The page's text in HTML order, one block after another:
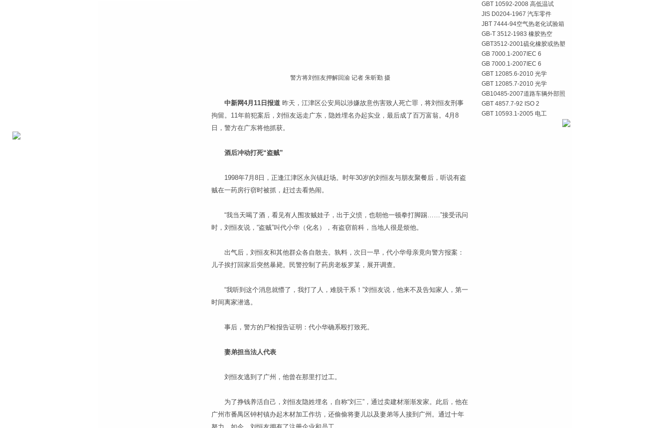
警方将刘恒友押解回渝 记者 朱昕勤 摄
中新网4月11日报道昨天，江津区公安局以涉嫌故意伤害致人死亡罪，将刘恒友刑事
拘留。11年前犯案后，刘恒友远走广东，隐姓埋名办起实业，最后成了百万富翁。4月8
日，警方在广东将他抓获。
酒后冲动打死“盗贼”
1998年7月8日，正逢江津区永兴镇赶场。时年30岁的刘恒友与朋友聚餐后，听说有盗
贼在一药房行窃时被抓，赶过去看热闹。
“我当天喝了酒，看见有人围攻贼娃子，出于义愤，也朝他一顿拳打脚踢……”接受讯问
时，刘恒友说，“盗贼”叫代小华（化名），有盗窃前科，当地人很是烦他。
出气后，刘恒友和其他群众各自散去。孰料，次日一早，代小华母亲竟向警方报案：
儿子挨打回家后突然暴毙。民警控制了药房老板罗某，展开调查。
“我听到这个消息就懵了，我打了人，难脱干系！”刘恒友说，他来不及告知家人，第一
时间离家潜逃。
事后，警方的尸检报告证明：代小华确系殴打致死。
妻弟担当法人代表
刘恒友逃到了广州，他曾在那里打过工。
为了挣钱养活自己，刘恒友隐姓埋名，自称“刘三”，通过卖建材渐渐发家。此后，他在
广州市番禺区钟村镇办起木材加工作坊，还偷偷将妻儿以及妻弟等人接到广州。通过十年
GBT 10592-2008 高低温试
JIS D0204-1967 汽车零件
JBT 7444-94空气热老化试验箱
GB-T 3512-1983 橡胶热空
GBT3512-2001硫化橡胶或热塑
GB 7000.1-2007IEC 6
GB 7000.1-2007IEC 6
GBT 12085.6-2010 光学
GBT 12085.7-2010 光学
GB10485-2007道路车辆外部照
GBT 4857.7-92 ISO 2
GBT 10593.1-2005 电工